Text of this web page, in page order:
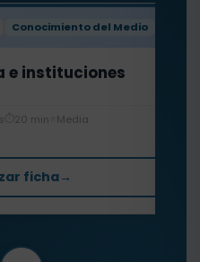
Conocimiento del Medio
e instituciones
20 min Media
ficha→